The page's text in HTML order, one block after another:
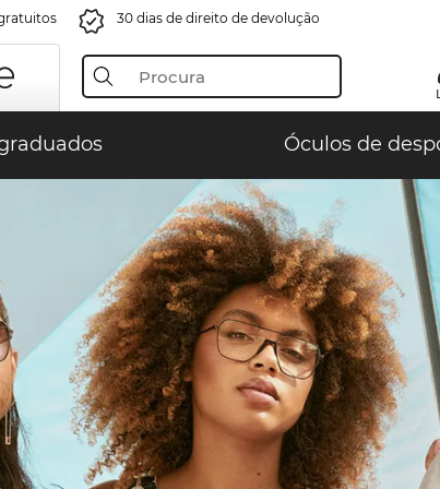
30 dias de direito de devolução
Óculos de